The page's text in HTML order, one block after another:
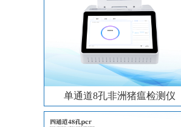
单通道8孔非洲猪瘟检测仪